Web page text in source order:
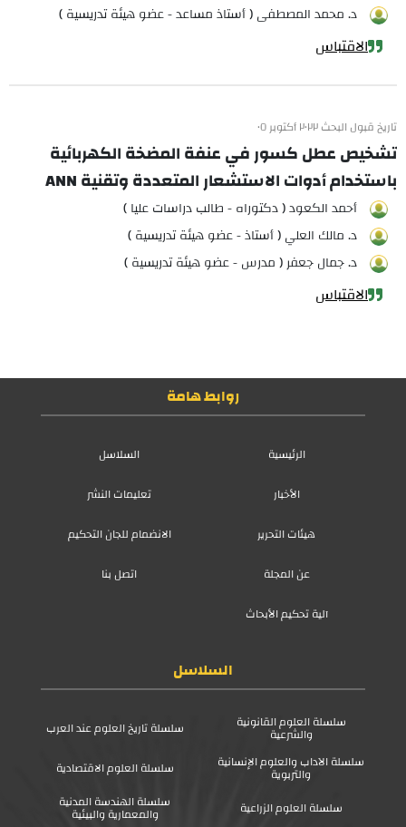
د. محمد المصطفى ( أستاذ مساعد - عضو هيئة تدريسية )
الاقتباس
تاريخ قبول البحث ٢٠٢٢ أكتوبر ٠٥
تشخيص عطل كسور في عنفة المضخة الكهربائية
باستخدام أدوات الاستشعار المتعددة وتقنية ANN
أحمد الكعود ( دكتوراه - طالب دراسات عليا )
د. مالك العلي ( أستاذ - عضو هيئة تدريسية )
د. جمال جعفر ( مدرس - عضو هيئة تدريسية )
الاقتباس
روابط هامة
الرئيسية
السلاسل
الأخبار
تعليمات النشر
هيئات التحرير
الانضمام للجان التحكيم
عن المجلة
اتصل بنا
آلية تحكيم الأبحاث
السلاسل
سلسلة العلوم القانونية
والشرعية
سلسلة تاريخ العلوم عند العرب
سلسلة الآداب والعلوم الإنسانية
والتربوية
سلسلة العلوم الاقتصادية
سلسلة العلوم الزراعية
سلسلة الهندسة المدنية
والمعمارية والبيئية